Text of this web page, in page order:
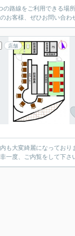
の路線をご利用できる場
お客様、ぜひお問い合わ
店舗
も大変綺麗になっており
一度、ご内覧をして下さ